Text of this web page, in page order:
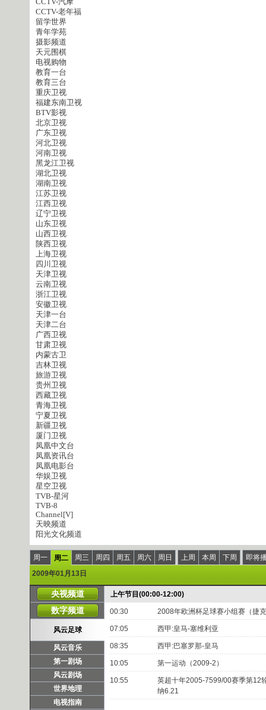
CCTV-老年福
留学世界
青年学苑
摄影频道
天元围棋
电视购物
教育一台
教育三台
重庆卫视
福建东南卫视
BTV影视
北京卫视
广东卫视
河北卫视
河南卫视
黑龙江卫视
湖北卫视
湖南卫视
江苏卫视
江西卫视
辽宁卫视
山东卫视
山西卫视
陕西卫视
上海卫视
四川卫视
天津卫视
云南卫视
浙江卫视
安徽卫视
天津一台
天津二台
广西卫视
甘肃卫视
内蒙古卫
吉林卫视
旅游卫视
贵州卫视
西藏卫视
青海卫视
宁夏卫视
新疆卫视
厦门卫视
凤凰中文台
凤凰资讯台
凤凰电影台
华娱卫视
星空卫视
TVB-星河
TVB-8
Channel[V]
天映频道
阳光文化频道
周一 周二 周三 周四 周五 周六 周日 上周 本周 下周
即将
2009年01月13日
央视频道
数字频道
风云足球
风云音乐
第一剧场
风云剧场
世界地理
电视指南
上午节目(00:00-12:00)
00:30 2008年欧洲杯足球赛小组赛（捷
07:05 西甲:皇马-塞维利亚
08:35 西甲:巴塞罗那-皇马
10:05 第一运动（2009-2）
10:55
英超十年2005-7599/00赛季第12
纳6.21